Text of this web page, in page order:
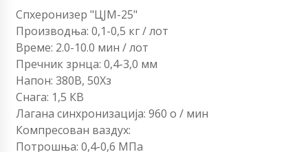
Спхеронизер "ЦЈМ-25"
Производња: 0,1-0,5 кг / лот
Време: 2.0-10.0 мин / лот
Пречник зрнца: 0,4-3,0 мм
Напон: 380В, 50Хз
Снага: 1,5 КВ
Лагана синхронизација: 960 о / мин
Компресован ваздух:
Потрошња: 0,4-0,6 МПа